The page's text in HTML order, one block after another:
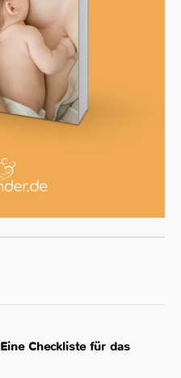
Eine Checkliste für das